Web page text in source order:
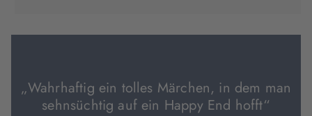
Tab
„Wahrhaftig ein tolles Märchen, in dem man
sehnsüchtig auf ein Happy End hofft“